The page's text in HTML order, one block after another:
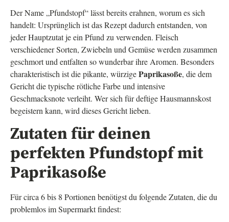
Der Name „Pfundstopf“ lässt bereits erahnen, worum es sich
handelt: Ursprünglich ist das Rezept dadurch entstanden, von
jeder Hauptzutat je ein Pfund zu verwenden. Fleisch
verschiedener Sorten, Zwiebeln und Gemüse werden zusammen
geschmort und entfalten so wunderbar ihre Aromen. Besonders
charakteristisch ist die pikante, würzigePaprikasoße, die dem
Gericht die typische rötliche Farbe und intensive
Geschmacksnote verleiht. Wer sich für deftige Hausmannskost
begeistern kann, wird dieses Gericht lieben.
Zutaten für deinen
perfekten Pfundstopf mit
Paprikasoße
Für circa 6 bis 8 Portionen benötigst du folgende Zutaten, die du
problemlos im Supermarkt findest: